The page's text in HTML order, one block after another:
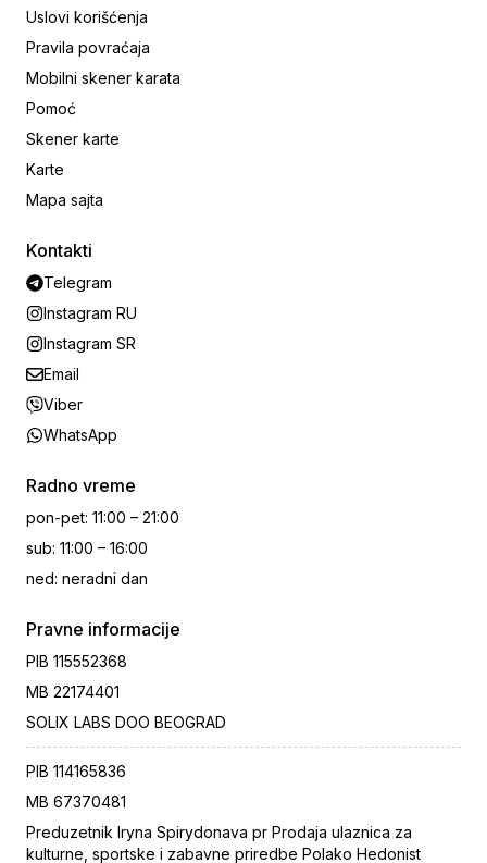
Uslovi korišćenja
Pravila povraćaja
Mobilni skener karata
Pomoć
Skener karte
Karte
Mapa sajta
Kontakti
Telegram
Instagram RU
Instagram SR
Email
Viber
WhatsApp
Radno vreme
pon-pet: 11:00 – 21:00
sub: 11:00 – 16:00
ned: neradni dan
Pravne informacije
PIB 115552368
MB 22174401
SOLIX LABS DOO BEOGRAD
PIB 114165836
MB 67370481
Preduzetnik Iryna Spirydonava pr Prodaja ulaznica za
kulturne, sportske i zabavne priredbe Polako Hedonist